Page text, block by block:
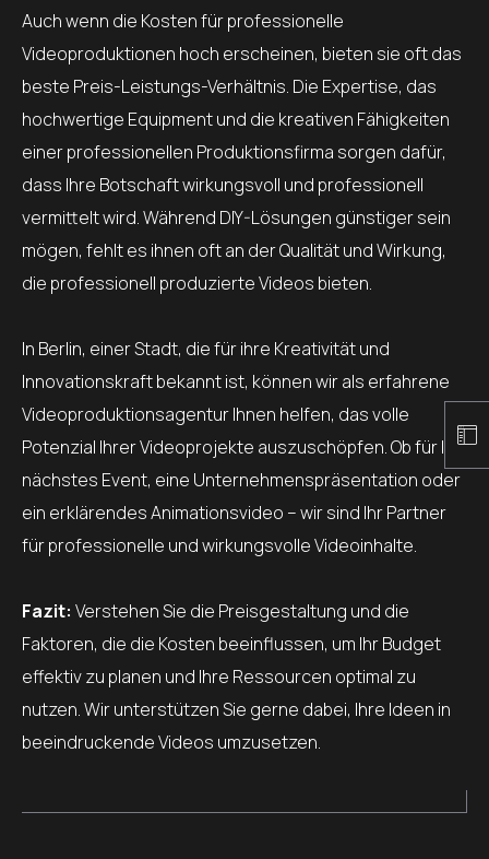
Auch wenn die Kosten für professionelle
Videoproduktionen hoch erscheinen, bieten sie oft das
beste Preis-Leistungs-Verhältnis. Die Expertise, das
hochwertige Equipment und die kreativen Fähigkeiten
einer professionellen Produktionsfirma sorgen dafür,
dass Ihre Botschaft wirkungsvoll und professionell
vermittelt wird. Während DIY-Lösungen günstiger sein
mögen, fehlt es ihnen oft an der Qualität und Wirkung,
die professionell produzierte Videos bieten.
In Berlin, einer Stadt, die für ihre Kreativität und
Innovationskraft bekannt ist, können wir als erfahrene
Videoproduktionsagentur Ihnen helfen, das volle
Potenzial Ihrer Videoprojekte auszuschöpfen. Ob für Ihr
nächstes Event, eine Unternehmenspräsentation oder
ein erklärendes Animationsvideo – wir sind Ihr Partner
für professionelle und wirkungsvolle Videoinhalte.
Fazit: Verstehen Sie die Preisgestaltung und die
Faktoren, die die Kosten beeinflussen, um Ihr Budget
effektiv zu planen und Ihre Ressourcen optimal zu
nutzen. Wir unterstützen Sie gerne dabei, Ihre Ideen in
beeindruckende Videos umzusetzen.